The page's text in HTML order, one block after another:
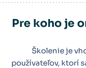
Pre koho je
Školenie je
používateľov, ktorí